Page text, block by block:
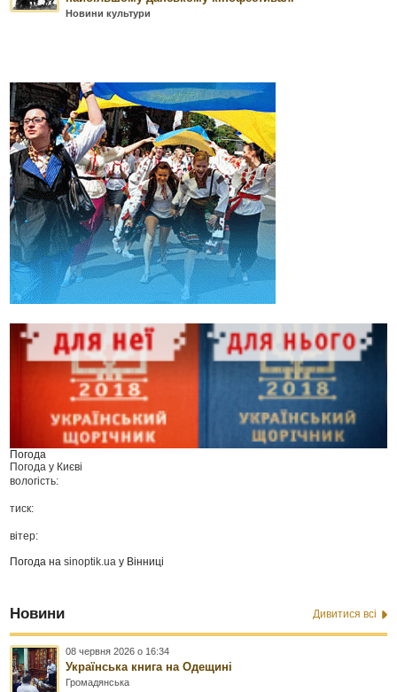
Новини культури
Погода
Погода у Києві
вологість:
тиск:
вітер:
Погода наsinoptik.ua у Вінниці
Новини Дивитися всі
08 червня 2026 о 16:34
Українська книга на Одещині
Громадянська